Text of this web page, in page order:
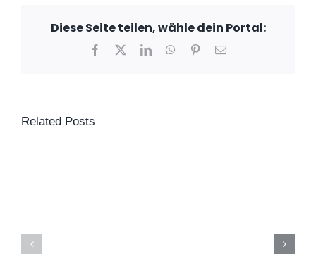
Diese Seite teilen, wähle dein Portal:
Facebook LinkedInWhatsApp
PinterestEmail
Related Posts